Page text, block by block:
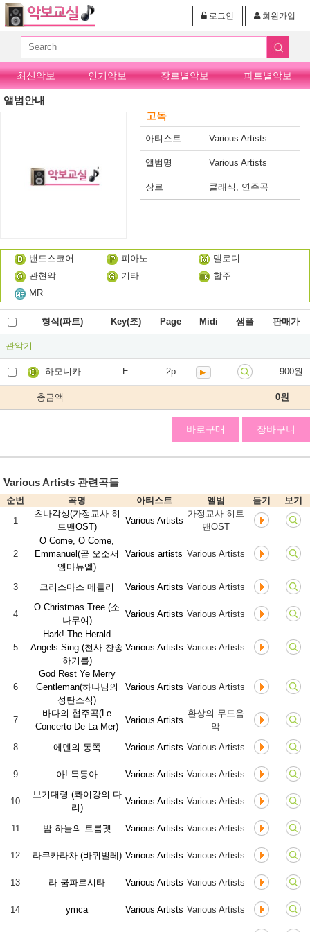
회원가입
로그인
최신악보 인기악보 장르별악보 파트별악보
앨범안내
고독
아티스트 Various Artists
앨범명 Various Artists
장르 클래식, 연주곡
밴드스코어 피아노
멜로디
관현악
기타
합주
MR
형식(파트) Key(조) Page Midi 샘플 판매가
관악기
하모니카 E 2p 900원
총금액 0원
바로구매 장바구니
Various Artists 관련곡들
순번 곡명 아티스트 앨범 듣기
보기
1
츠나각성(가정교사 히
트맨OST)
Various Artists
가정교사 히트
맨OST
2
O Come, O Come,
Emmanuel(곧 오소서
엠마뉴엘)
Various artists Various Artists
3 크리스마스 메들리 Various Artists Various Artists
4
O Christmas Tree (소
나무여)
Various Artists Various Artists
5
Hark! The Herald
Angels Sing (천사 찬송
하기를)
Various Artists Various Artists
6
God Rest Ye Merry
Gentleman(하나님의
성탄소식)
Various Artists Various Artists
7
바다의 협주곡(Le
Concerto De La Mer)
Various Artists
환상의 무드음
악
8
에덴의 동쪽 Various Artists Various Artists
9 아! 목동아 Various Artists Various Artists
10
보기대령 (콰이강의 다
리)
Various Artists Various Artists
11 밤 하늘의 트롬펫 Various Artists Various Artists
12 라쿠카라차 (바퀴벌레) Various Artists Various Artists
13 라 쿰파르시타 Various Artists Various Artists
14 ymca Various Artists Various Artists